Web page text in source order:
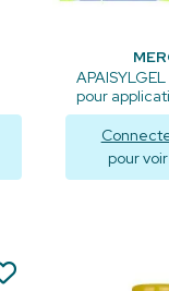
pour
pour